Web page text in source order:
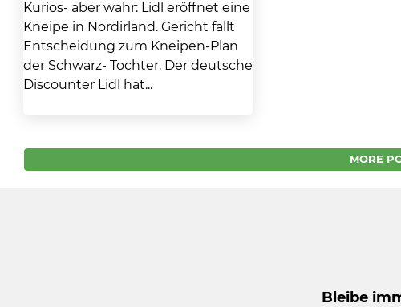
Kurios- aber wahr: Lidl eröffnet eine
Kneipe in Nordirland. Gericht fällt
Entscheidung zum Kneipen-Plan
der Schwarz- Tochter. Der deutsche
Discounter Lidl hat...
MORE
Bleibe